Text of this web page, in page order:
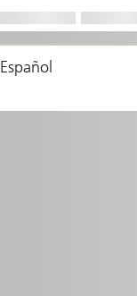
Español